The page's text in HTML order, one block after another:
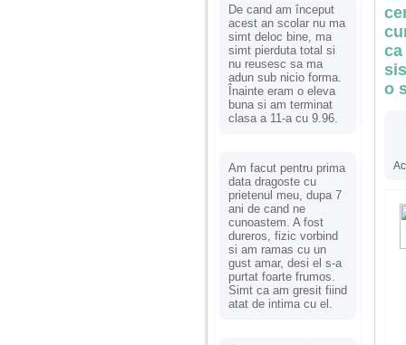
De cand am început
acest an scolar nu ma
simt deloc bine, ma
simt pierduta total si
nu reusesc sa ma
adun sub nicio forma.
Înainte eram o eleva
buna si am terminat
clasa a 11-a cu 9.96.
Am facut pentru prima
data dragoste cu
prietenul meu, dupa 7
ani de cand ne
cunoastem. A fost
dureros, fizic vorbind
si am ramas cu un
gust amar, desi el s-a
purtat foarte frumos.
Simt ca am gresit fiind
atat de intima cu el.
ca
o